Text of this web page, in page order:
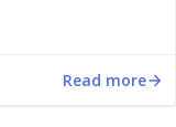
Read more